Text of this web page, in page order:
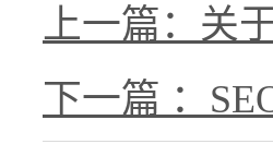
上一篇：关
下一篇 ：